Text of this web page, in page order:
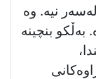
نیە. وە
بنچینە